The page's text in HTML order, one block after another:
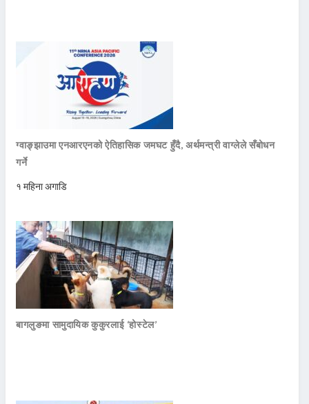
ग्वाङ्झाउमा एनआरएनको ऐतिहासिक जमघट हुँदै, अर्थमन्त्री वाग्लेले सँबोधन
गर्ने
१ महिना अगाडि
बागलुङमा सामुदायिक कुकुरलाई ‘होस्टेल’